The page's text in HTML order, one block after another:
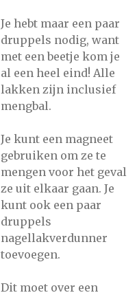
Je hebt maar een paar
druppels nodig, want
met een beetje kom je
al een heel eind! Alle
lakken zijn inclusief
mengbal.
Je kunt een magneet
gebruiken om ze te
mengen voor het geval
ze uit elkaar gaan. Je
kunt ook een paar
druppels
nagellakverdunner
toevoegen.
Dit moet over een